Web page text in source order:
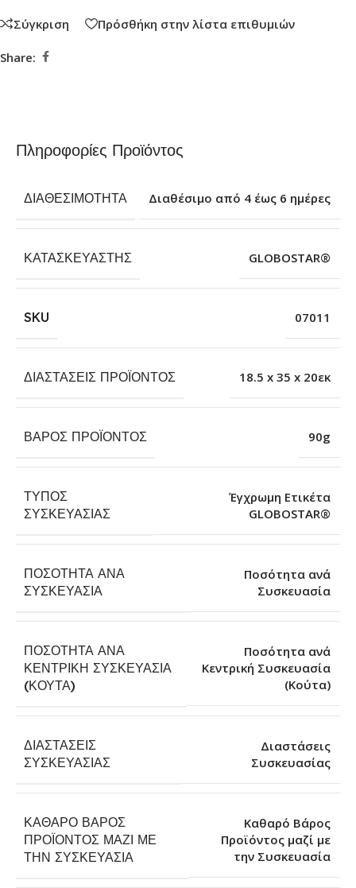
Σύγκριση Πρόσθήκη στην λίστα επιθυμιών
Share:
Πληροφορίες Προϊόντος
ΔΙΑΘΕΣΙΜΌΤΗΤΑ Διαθέσιμο από 4 έως 6 ημέρες
ΚΑΤΑΣΚΕΥΑΣΤΉΣ GLOBOSTAR®
SKU 07011
ΔΙΑΣΤΆΣΕΙΣ ΠΡΟΪΌΝΤΟΣ 18.5 x 35 x 20εκ
ΒΆΡΟΣ ΠΡΟΪΌΝΤΟΣ 90g
ΤΎΠΟΣ
ΣΥΣΚΕΥΑΣΊΑΣ
Έγχρωμη Ετικέτα
GLOBOSTAR®
ΠΟΣΌΤΗΤΑ ΑΝΆ
ΣΥΣΚΕΥΑΣΊΑ
Ποσότητα ανά
Συσκευασία
ΠΟΣΌΤΗΤΑ ΑΝΆ
ΚΕΝΤΡΙΚΉ ΣΥΣΚΕΥΑΣΊΑ
(ΚΟΎΤΑ)
Ποσότητα ανά
Κεντρική Συσκευασία
(Κούτα)
ΔΙΑΣΤΆΣΕΙΣ
ΣΥΣΚΕΥΑΣΊΑΣ
Διαστάσεις
Συσκευασίας
ΚΑΘΑΡΌ ΒΆΡΟΣ
ΠΡΟΪΌΝΤΟΣ ΜΑΖΊ ΜΕ
ΤΗΝ ΣΥΣΚΕΥΑΣΊΑ
Καθαρό Βάρος
Προϊόντος μαζί με
την Συσκευασία